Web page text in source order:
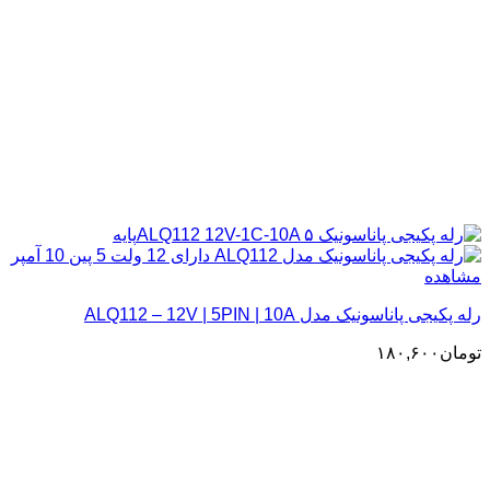
مشاهده
رله پکیجی پاناسونیک مدل ALQ112 – 12V | 5PIN | 10A
تومان ۱۸۰,۶۰۰